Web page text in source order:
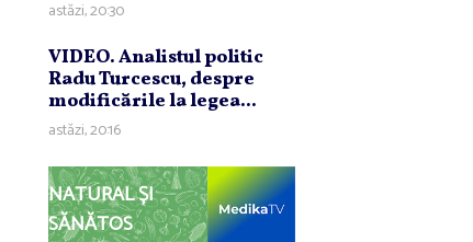
astăzi, 20:30
VIDEO. Analistul politic
Radu Turcescu, despre
modificările la legea...
astăzi, 20:16
NATURAL ȘI
SĂNĂTOS